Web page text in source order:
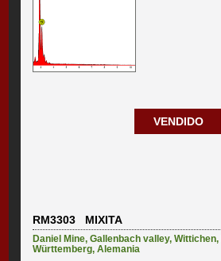
VENDIDO
RM3303 MIXITA
Daniel Mine,Gallenbach valley,Wittichen,
Württemberg,Alemania